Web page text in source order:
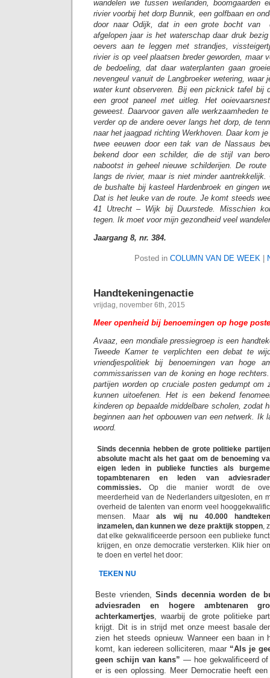
wandelen we tussen weilanden, boomgaarden
rivier voorbij het dorp Bunnik, een golfbaan en
door naar Odijk, dat in een grote bocht van
afgelopen jaar is het waterschap daar druk
oevers aan te leggen met strandjes,
rivier is op veel plaatsen breder geworden, maar
de bedoeling, dat daar waterplanten gaan
nevengeul vanuit de Langbroeker wetering, waar
water kunt observeren. Bij een picknick tafel bij
een groot paneel met uitleg. Het
geweest. Daarvoor gaven alle werkzaamheden
verder op de andere oever langs het dorp, de
naar het jaagpad richting Werkhoven. Daar kom
twee eeuwen door een tak van de Nassaus
bekend door een schilder, die de stijl van
nabootst in geheel nieuwe schilderijen. De
langs de rivier, maar is niet minder aantrekkelijk.
de bushalte bij kasteel Hardenbroek en gingen
Dat is het leuke van de route. Je komt steeds
41 Utrecht – Wijk bij Duurstede. Misschien
tegen. Ik moet voor mijn gezondheid veel
Jaargang 8, nr. 384.
Posted in COLUMN VAN DE WEEK
Handtekeningenactie
vrijdag, november 6th, 2015
Meer openheid bij benoemingen op hoge
Avaaz, een mondiale pressiegroep is een
Tweede Kamer te verplichten een debat te
vriendjespolitiek bij benoemingen van hoge
commissarissen van de koning en hoge
partijen worden op cruciale posten gedumpt
kunnen uitoefenen. Het is een bekend
kinderen op bepaalde middelbare scholen, zodat
beginnen aan het opbouwen van een netwerk. Ik
woord.
Sinds decennia hebben de grote politieke
absolute macht als het gaat om de benoeming
eigen leden in publieke functies als
topambtenaren en leden van
commissies. Op die manier wordt de
meerderheid van de Nederlanders uitgesloten, en
overheid de talenten van enorm veel
mensen. Maar als wij nu 40.000
inzamelen, dan kunnen we deze praktijk stoppen,
dat elke gekwalificeerde persoon een publieke
krijgen, en onze democratie versterken. Klik hier
te doen en vertel het door:
TEKEN NU
Beste vrienden, Sinds decennia worden de
adviesraden en hogere ambtenaren
achterkamertjes, waarbij de grote politieke
krijgt. Dit is in strijd met onze meest basale
zien het steeds opnieuw. Wanneer een baan in
komt, kan iedereen solliciteren, maar “Als je
geen schijn van kans” — hoe gekwalificeerd
er is een oplossing. Meer Democratie heeft een